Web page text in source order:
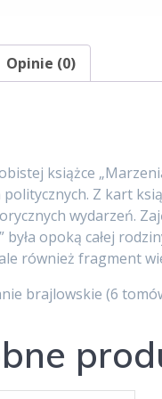
Opinie (0)
książce
Z kart
wydarzeń.
była opoką całej
również fragment
brajlowskie (6